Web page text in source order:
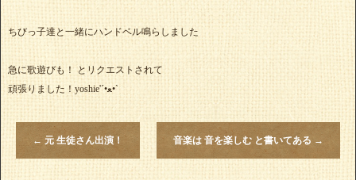
ちびっ子達と一緒にハンドベル鳴らしました
急に歌遊びも！ とリクエストされて
頑張りました！yoshie'‎´•ﻌ•`
← 元 生徒さん出演！ 音楽は 音を楽しむ と書いてある →